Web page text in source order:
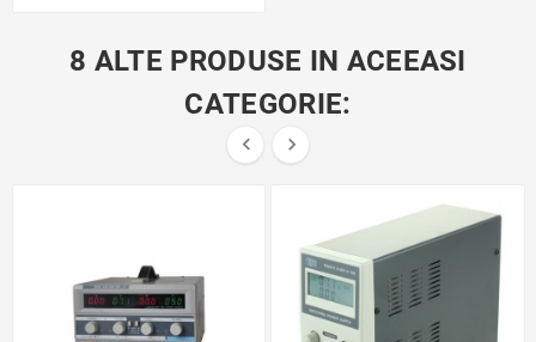
8 ALTE PRODUSE IN ACEEASI
CATEGORIE:
 